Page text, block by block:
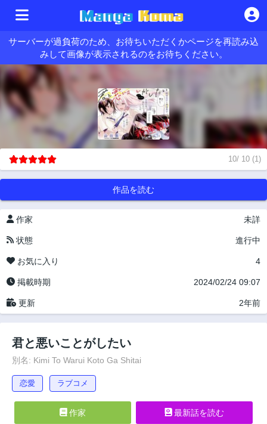
サーバーが過負荷のため、お待ちいただくかページを再読み込
みして画像が表示されるのをお待ちください。
10/ 10 (1)
作品を読む
作家 未詳
状態 進行中
お気に入り 4
掲載時期 2024/02/24 09:07
更新 2年前
君と悪いことがしたい
別名: Kimi To Warui Koto Ga Shitai
恋愛 ラブコメ
作家 最新話を読む